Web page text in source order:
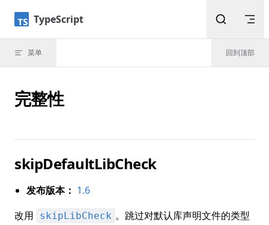
Skip to content
TypeScript
菜单 回到顶部
完整性
skipDefaultLibCheck
发布版本： 1.6
改用
skipLibCheck 。跳过对默认库声明文件的类型